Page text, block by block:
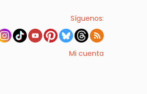
Síguenos:
Mi cuenta